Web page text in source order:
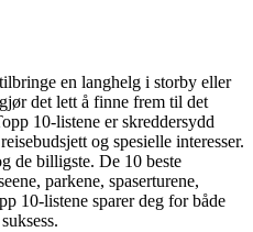
en langhelg i storby eller
det lett å finne frem til det
10-listene er skreddersydd
og spesielle interesser.
de billigste. De 10 beste
parkene, spaserturene,
10-listene sparer deg for både